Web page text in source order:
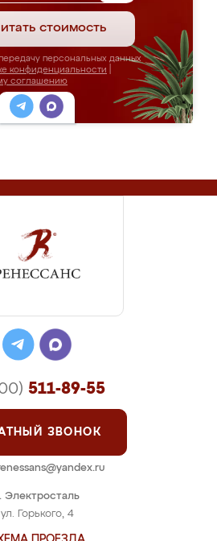
стоимость
персональных данных
конфиденциальности
соглашению
Электросталь
ул. Горького, 4
511-89-55
ЗВОНОК